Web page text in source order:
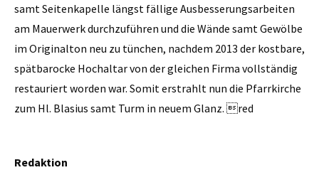
samt Seitenkapelle längst fällige Ausbesserungsarbeiten
am Mauerwerk durchzuführen und die Wände samt Gewölbe
im Originalton neu zu tünchen, nachdem 2013 der kostbare,
spätbarocke Hochaltar von der gleichen Firma vollständig
restauriert worden war. Somit erstrahlt nun die Pfarrkirche
zum Hl. Blasius samt Turm in neuem Glanz. red
Redaktion